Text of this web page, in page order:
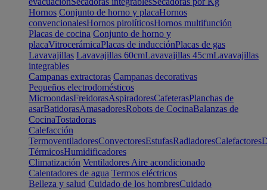
Hornos Conjunto de horno y placaHornos
convencionalesHornos pirolíticosHornos multifunción
Placas de cocina Conjunto de horno y
placaVitrocerámicaPlacas de inducciónPlacas de gas
Lavavajillas Lavavajillas 60cmLavavajillas 45cmLavavajillas
integrables
Campanas extractoras Campanas decorativas
Pequeños electrodomésticos
MicroondasFreidorasAspiradoresCafeterasPlanchas de
asarBatidorasAmasadoresRobots de CocinaBalanzas de
CocinaTostadoras
Calefacción
TermoventiladoresConvectoresEstufasRadiadoresCalefactores
TérmicosHumidificadores
Climatización Ventiladores Aire acondicionado
Calentadores de agua Termos eléctricos
Belleza y salud Cuidado de los hombresCuidado